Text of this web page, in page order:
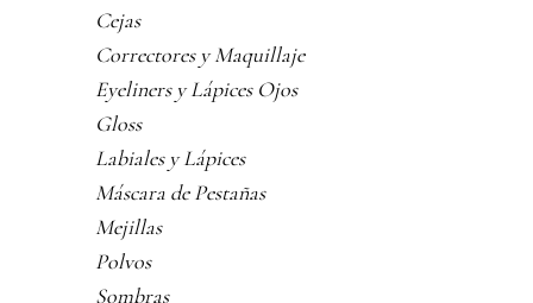
Cejas
Correctores y Maquillaje
Eyeliners y Lápices Ojos
Gloss
Labiales y Lápices
Máscara de Pestañas
Mejillas
Polvos
Sombras